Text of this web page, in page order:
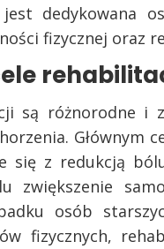
jest dedykowana
fizycznej oraz
są różnorodne i
Głównym
się z redukcją
zwiększenie
osób
fizycznych,